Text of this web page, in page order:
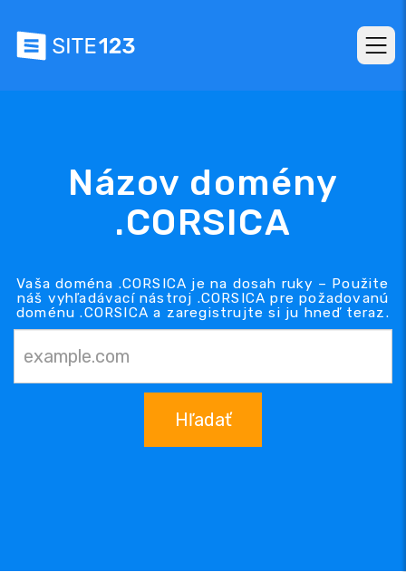
Názov domény
.CORSICA
Vaša doména .CORSICA je na dosah ruky – Použite
náš vyhľadávací nástroj .CORSICA pre požadovanú
doménu .CORSICA a zaregistrujte si ju hneď teraz.
Hľadať